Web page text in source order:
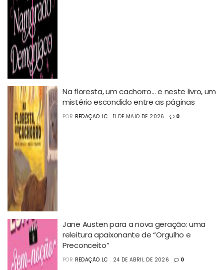
Na floresta, um cachorro… e neste livro, um
mistério escondido entre as páginas
POR REDAÇÃO LC 11 DE MAIO DE 2026 0
Jane Austen para a nova geração: uma
releitura apaixonante de “Orgulho e
Preconceito”
POR REDAÇÃO LC 24 DE ABRIL DE 2026 0